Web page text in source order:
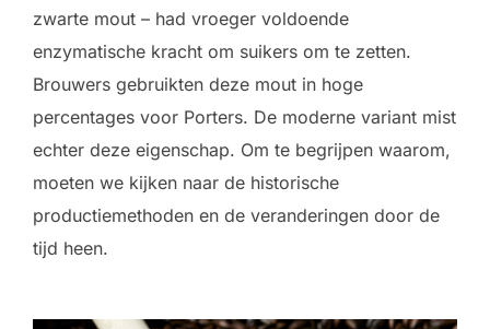
zwarte mout – had vroeger voldoende
enzymatische kracht om suikers om te zetten.
Brouwers gebruikten deze mout in hoge
percentages voor Porters. De moderne variant mist
echter deze eigenschap. Om te begrijpen waarom,
moeten we kijken naar de historische
productiemethoden en de veranderingen door de
tijd heen.